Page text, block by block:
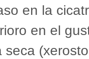
en la
en el